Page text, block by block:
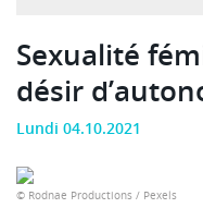
Sexualité
désir
Lundi 04.10.2021
© Rodnae Productions / Pexels